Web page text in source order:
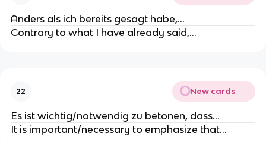
Anders als ich bereits gesagt habe,…
Contrary to what I have already said,…
22 New cards
Es ist wichtig/notwendig zu betonen, dass…
It is important/necessary to emphasize that…